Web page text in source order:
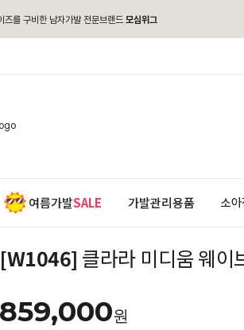
즈를 구비한 남자가발 전문브랜드 모심위그
여름가발SALE 가발관리용품 소
[W1046] 클라라 미디움 웨
859,000원